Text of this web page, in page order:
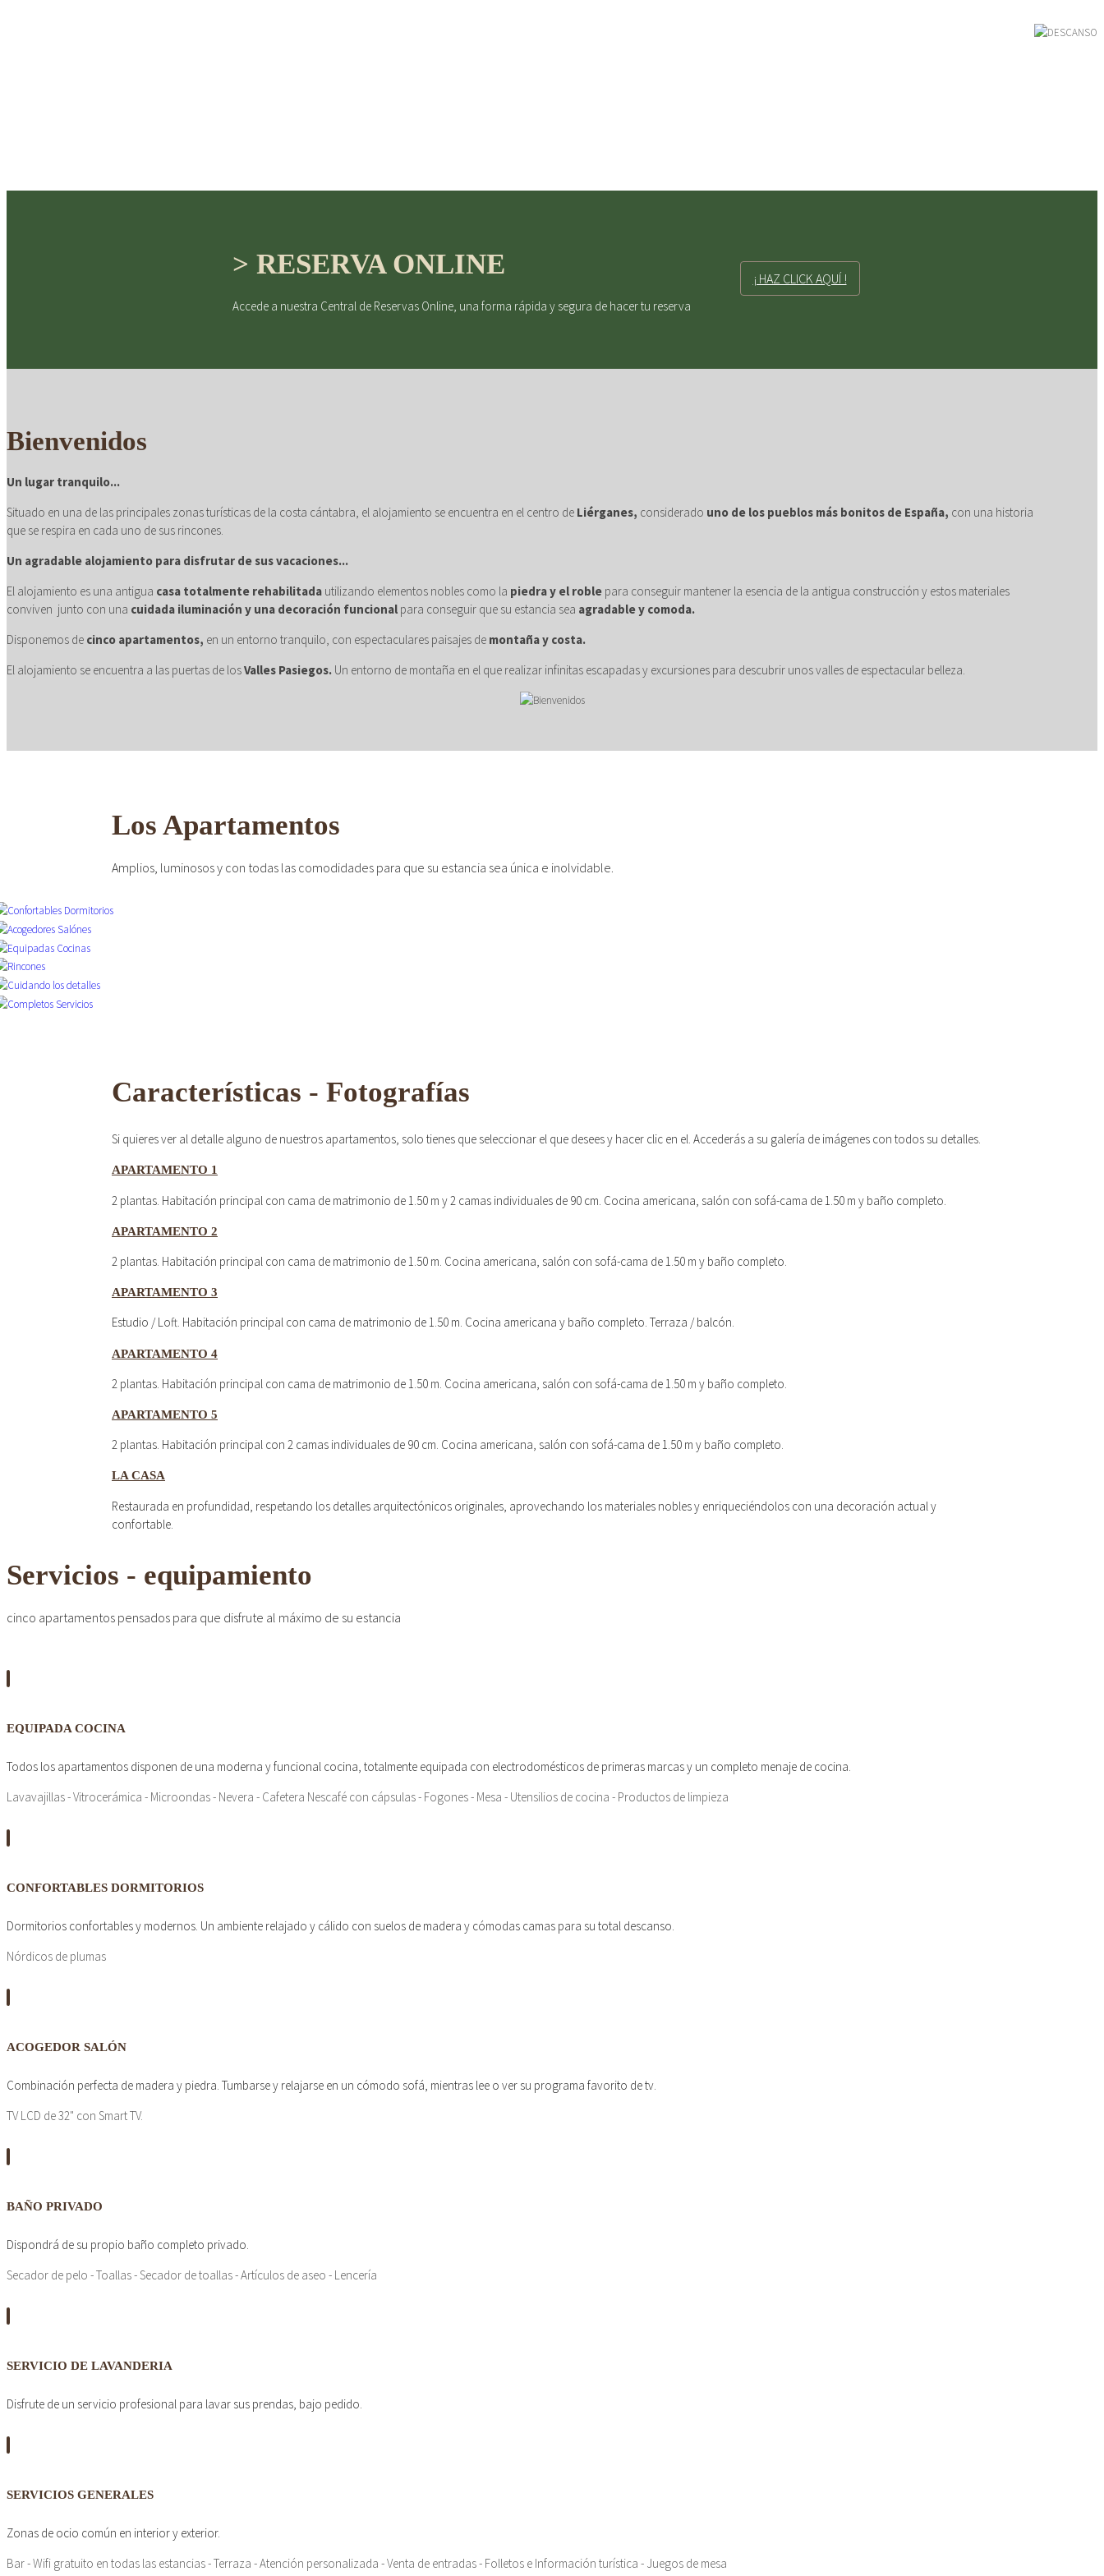
detalles cuidados con mimo
CONFORTABLE
ambientes cálidos y relajados
> RESERVA ONLINE
Accede a nuestra Central de Reservas Online, una forma rápida y segura de hacer tu reserva
¡ HAZ CLICK AQUÍ !
Bienvenidos
Un lugar tranquilo...
Situado en una de las principales zonas turísticas de la costa cántabra, el alojamiento se encuentra en el centro de Liérganes, considerado uno de los pueblos más bonitos de España, con una historia
que se respira en cada uno de sus rincones.
Un agradable alojamiento para disfrutar de sus vacaciones...
El alojamiento es una antigua casa totalmente rehabilitada utilizando elementos nobles como la piedra y el roble para conseguir mantener la esencia de la antigua construcción y estos materiales
conviven junto con una cuidada iluminación y una decoración funcional para conseguir que su estancia sea agradable y comoda.
Disponemos de cinco apartamentos, en un entorno tranquilo, con espectaculares paisajes de montaña y costa.
El alojamiento se encuentra a las puertas de losValles Pasiegos. Un entorno de montaña en el que realizar infinitas escapadas y excursiones para descubrir unos valles de espectacular belleza.
Los Apartamentos
Amplios, luminosos y con todas las comodidades para que su estancia sea única e inolvidable.
Características - Fotografías
Si quieres ver al detalle alguno de nuestros apartamentos, solo tienes que seleccionar el que desees y hacer clic en el. Accederás a su galería de imágenes con todos su detalles.
APARTAMENTO 1
2 plantas. Habitación principal con cama de matrimonio de 1.50 m y 2 camas individuales de 90 cm. Cocina americana, salón con sofá-cama de 1.50 m y baño completo.
APARTAMENTO 2
2 plantas. Habitación principal con cama de matrimonio de 1.50 m. Cocina americana, salón con sofá-cama de 1.50 m y baño completo.
APARTAMENTO 3
Estudio / Loft. Habitación principal con cama de matrimonio de 1.50 m. Cocina americana y baño completo. Terraza / balcón.
APARTAMENTO 4
2 plantas. Habitación principal con cama de matrimonio de 1.50 m. Cocina americana, salón con sofá-cama de 1.50 m y baño completo.
APARTAMENTO 5
2 plantas. Habitación principal con 2 camas individuales de 90 cm. Cocina americana, salón con sofá-cama de 1.50 m y baño completo.
LA CASA
Restaurada en profundidad, respetando los detalles arquitectónicos originales, aprovechando los materiales nobles y enriqueciéndolos con una decoración actual y
confortable.
Servicios - equipamiento
cinco apartamentos pensados para que disfrute al máximo de su estancia
EQUIPADA COCINA
Todos los apartamentos disponen de una moderna y funcional cocina, totalmente equipada con electrodomésticos de primeras marcas y un completo menaje de cocina.
Lavavajillas - Vitrocerámica - Microondas - Nevera - Cafetera Nescafé con cápsulas - Fogones - Mesa - Utensilios de cocina - Productos de limpieza
CONFORTABLES DORMITORIOS
Dormitorios confortables y modernos. Un ambiente relajado y cálido con suelos de madera y cómodas camas para su total descanso.
Nórdicos de plumas
ACOGEDOR SALÓN
Combinación perfecta de madera y piedra. Tumbarse y relajarse en un cómodo sofá, mientras lee o ver su programa favorito de tv.
TV LCD de 32" con Smart TV.
BAÑO PRIVADO
Dispondrá de su propio baño completo privado.
Secador de pelo - Toallas - Secador de toallas - Artículos de aseo - Lencería
SERVICIO DE LAVANDERIA
Disfrute de un servicio profesional para lavar sus prendas, bajo pedido.
SERVICIOS GENERALES
Zonas de ocio común en interior y exterior.
Bar - Wifi gratuito en todas las estancias - Terraza - Atención personalizada - Venta de entradas - Folletos e Información turística - Juegos de mesa